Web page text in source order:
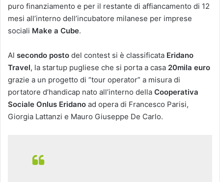
puro finanziamento e per il restante di affiancamento di 12
mesi all’interno dell’incubatore milanese per imprese
sociali Make a Cube.
Al secondo posto del contest si è classificata Eridano
Travel, la startup pugliese che si porta a casa 20mila euro
grazie a un progetto di “tour operator” a misura di
portatore d’handicap nato all’interno della Cooperativa
Sociale Onlus Eridano ad opera di Francesco Parisi,
Giorgia Lattanzi e Mauro Giuseppe De Carlo.